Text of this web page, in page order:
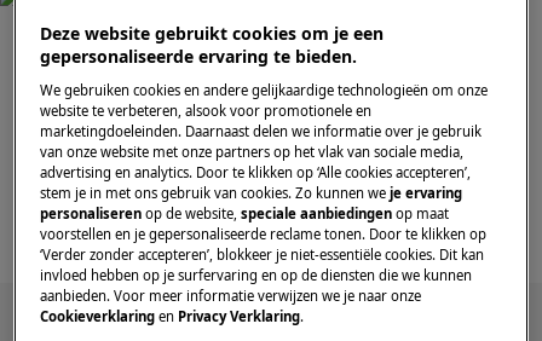
Ondersteuning voor
Klantendienst
Zoek tussen onze ondersteuningsartikelen
Deze website gebruikt cookies om je een
gepersonaliseerde ervaring te bieden.
We gebruiken cookies en andere gelijkaardige technologieën om onze
website te verbeteren, alsook voor promotionele en
marketingdoeleinden. Daarnaast delen we informatie over je gebruik
van onze website met onze partners op het vlak van sociale media,
advertising en analytics. Door te klikken op ‘Alle cookies accepteren’,
stem je in met ons gebruik van cookies. Zo kunnen weje ervaring
personaliseren op de website,speciale aanbiedingen op maat
voorstellen en je gepersonaliseerde reclame tonen. Door te klikken op
‘Verder zonder accepteren’, blokkeer je niet-essentiële cookies. Dit kan
invloed hebben op je surfervaring en op de diensten die we kunnen
aanbieden. Voor meer informatie verwijzen we je naar onze
Cookieverklaring en Privacy Verklaring.